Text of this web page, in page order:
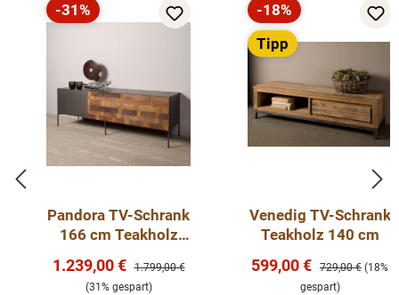
Rabatt
-31%
Pandora TV-Schrank
166 cm Teakholz
Lowboard
Verkaufspreis:
1.239,00 € Regulärer Preis:
1.799,00 €
(31% gespart)
Rabatt
-18%
Tipp
Venedig TV-Schrank
Teakholz 140 cm
Verkaufspreis:
599,00 € Regulärer Preis:
729,00 € (18%
gespart)